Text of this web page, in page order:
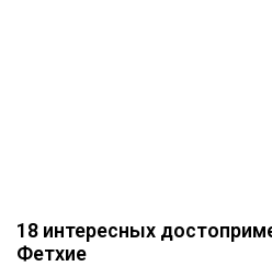
18 интересных
Фетхие